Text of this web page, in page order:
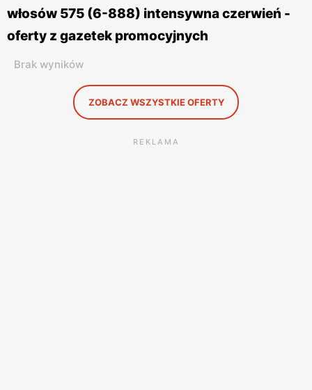
włosów 575 (6-888) intensywna czerwień -
oferty z gazetek promocyjnych
Brak wyników
ZOBACZ WSZYSTKIE OFERTY
REKLAMA